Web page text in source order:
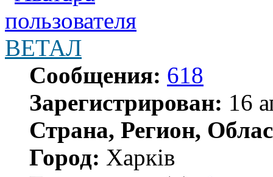
ВЕТАЛ
Сообщения: 618
Зарегистрирован: 16
Страна, Регион,
Город: Харків